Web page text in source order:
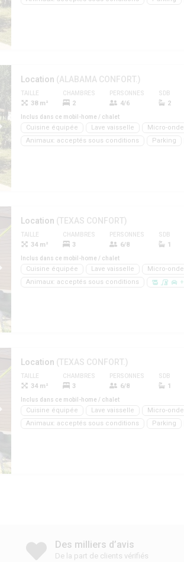
Location (ALABAMA CONFORT.)
TAILLE
38 m²
CHAMBRES
2
PERSONNES
4/6
SDB
2
Inclus dans ce mobil-home / chalet
Cuisine équipée Lave vaisselle Micro-onde
Animaux: acceptés sous conditions
Parking
Location (TEXAS CONFORT)
TAILLE
34 m²
CHAMBRES
3
PERSONNES
6/8
SDB
1
Inclus dans ce mobil-home / chalet
Cuisine équipée Lave vaisselle Micro-onde
Animaux: acceptés sous conditions
Location (TEXAS CONFORT.)
TAILLE
34 m²
CHAMBRES
3
PERSONNES
6/8
SDB
1
Inclus dans ce mobil-home / chalet
Cuisine équipée Lave vaisselle Micro-onde
Animaux: acceptés sous conditions
Parking
Des milliers d’avis
De la part de clients vérifiés